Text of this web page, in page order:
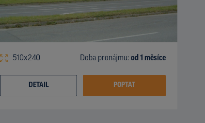
510x240 Doba pronájmu: od 1 měsíce
DETAIL POPTAT